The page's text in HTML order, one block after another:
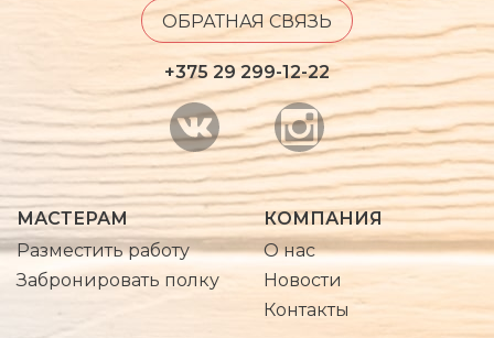
ОБРАТНАЯ СВЯЗЬ
+375 29 299-12-22
МАСТЕРАМ
Разместить работу
Забронировать полку
КОМПАНИЯ
О нас
Новости
Контакты